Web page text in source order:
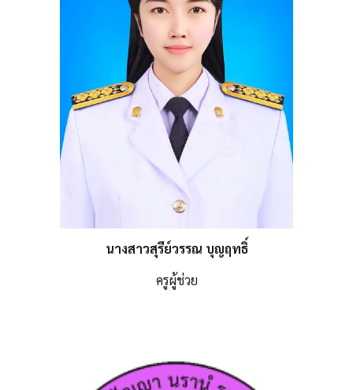
นางสาวสุรีย์วรรณ บุญฤทธิ์
ครูผู้ช่วย